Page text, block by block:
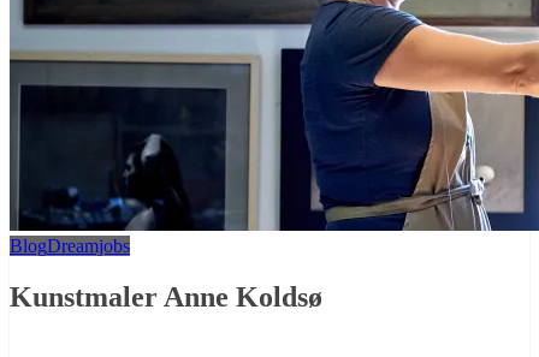
BlogDreamjobs
Kunstmaler Anne Koldsø